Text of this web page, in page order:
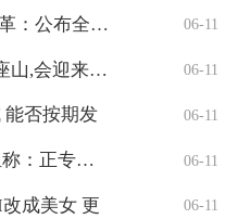
《上古卷轴OL》迎来重大变革：公布全新「 06-11
《方舟：生存飞升》翻过这座山,会迎来真正 06-11
能否按期发 06-11
先别等《蜘蛛侠3》！失眠组称：正专注打造 06-11
成美女 更 06-11